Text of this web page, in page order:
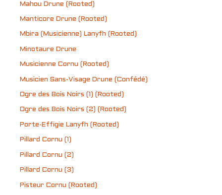
Mahou Drune (Rooted)
Manticore Drune (Rooted)
Mbira (Musicienne) Lanyfh (Rooted)
Minotaure Drune
Musicienne Cornu (Rooted)
Musicien Sans-Visage Drune (Confédé)
Ogre des Bois Noirs (1) (Rooted)
Ogre des Bois Noirs (2) (Rooted)
Porte-Effigie Lanyfh (Rooted)
Pillard Cornu (1)
Pillard Cornu (2)
Pillard Cornu (3)
Pisteur Cornu (Rooted)